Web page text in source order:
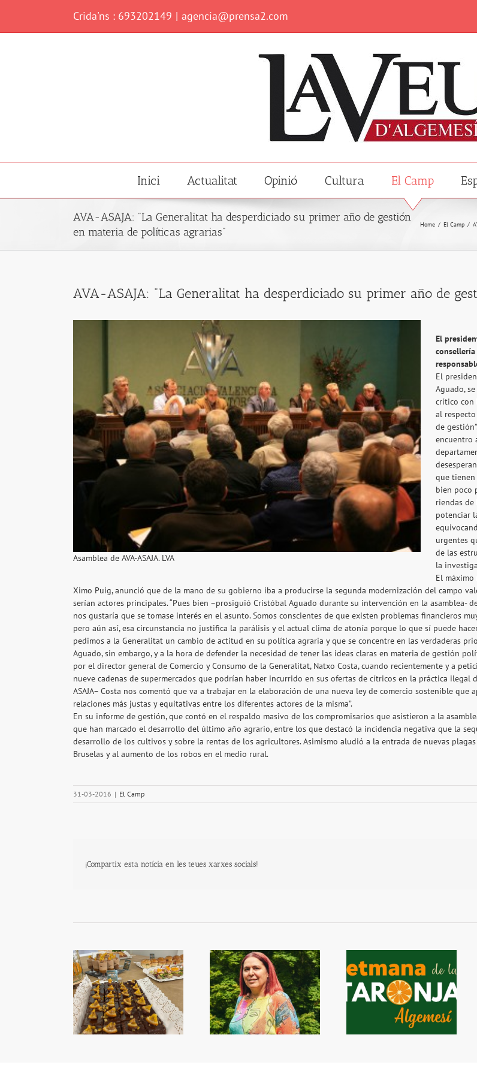
content
Crida'ns : 693202149 | agencia@prensa2.com
Inici Actualitat Opinió Cultura El Camp
AVA-ASAJA: "La Generalitat ha desperdiciado su primer año de gestión
en materia de políticas agrarias"
Home / El Camp /
AVA-ASAJA: "La Generalitat ha desperdiciado su primer año de
Asamblea de AVA-ASAJA. LVA
El
El
Aguado,
crítico con
al
de
encuentro
que tienen
bien poco
riendas
potenciar
urgentes
de las
la
El máximo
Ximo Puig, anunció que de la mano de su gobierno iba a producirse la segunda modernización del campo
serían actores principales. “Pues bien –prosiguió Cristóbal Aguado durante su intervención en la asamblea-
nos gustaría que se tomase interés en el asunto. Somos conscientes de que existen problemas financieros
pero aún así, esa circunstancia no justifica la parálisis y el actual clima de atonía porque lo que sí puede
pedimos a la Generalitat un cambio de actitud en su política agraria y que se concentre en las verdaderas
Aguado, sin embargo, y a la hora de defender la necesidad de tener las ideas claras en materia de gestión
por el director general de Comercio y Consumo de la Generalitat, Natxo Costa, cuando recientemente y a
nueve cadenas de supermercados que podrían haber incurrido en sus ofertas de cítricos en la práctica ilegal
ASAJA– Costa nos comentó que va a trabajar en la elaboración de una nueva ley de comercio sostenible
relaciones más justas y equitativas entre los diferentes actores de la misma”.
En su informe de gestión, que contó en el respaldo masivo de los compromisarios que asistieron a la
que han marcado el desarrollo del último año agrario, entre los que destacó la incidencia negativa que la
desarrollo de los cultivos y sobre la rentas de los agricultores. Asimismo aludió a la entrada de nuevas
Bruselas y al aumento de los robos en el medio rural.
31-03-2016 | El Camp
¡Compartix esta notícia en les teues xarxes socials!
Begoña García Bernal va
visitar Algemesí
Primera Setmana de la
Taronja
Protestes dels arrossers a
Algemesí